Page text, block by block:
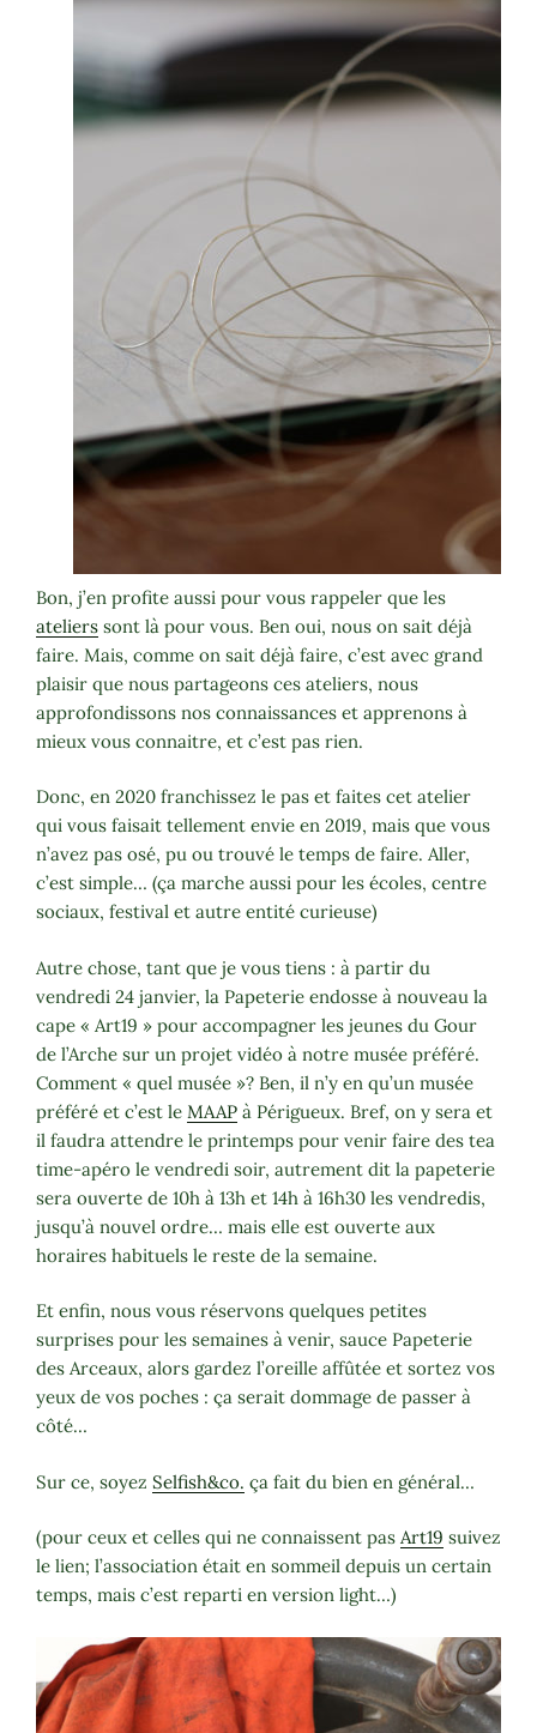
Bon, j’en profite aussi pour vous rappeler que les
ateliers sont là pour vous. Ben oui, nous on sait déjà
faire. Mais, comme on sait déjà faire, c’est avec grand
plaisir que nous partageons ces ateliers, nous
approfondissons nos connaissances et apprenons à
mieux vous connaitre, et c’est pas rien.
Donc, en 2020 franchissez le pas et faites cet atelier
qui vous faisait tellement envie en 2019, mais que vous
n’avez pas osé, pu ou trouvé le temps de faire. Aller,
c’est simple… (ça marche aussi pour les écoles, centre
sociaux, festival et autre entité curieuse)
Autre chose, tant que je vous tiens : à partir du
vendredi 24 janvier, la Papeterie endosse à nouveau la
cape « Art19 » pour accompagner les jeunes du Gour
de l’Arche sur un projet vidéo à notre musée préféré.
Comment « quel musée »? Ben, il n’y en qu’un musée
préféré et c’est le MAAP à Périgueux. Bref, on y sera et
il faudra attendre le printemps pour venir faire des tea
time-apéro le vendredi soir, autrement dit la papeterie
sera ouverte de 10h à 13h et 14h à 16h30 les vendredis,
jusqu’à nouvel ordre… mais elle est ouverte aux
horaires habituels le reste de la semaine.
Et enfin, nous vous réservons quelques petites
surprises pour les semaines à venir, sauce Papeterie
des Arceaux, alors gardez l’oreille affûtée et sortez vos
yeux de vos poches : ça serait dommage de passer à
côté…
Sur ce, soyez Selfish&co. ça fait du bien en général…
(pour ceux et celles qui ne connaissent pas Art19 suivez
le lien; l’association était en sommeil depuis un certain
temps, mais c’est reparti en version light…)